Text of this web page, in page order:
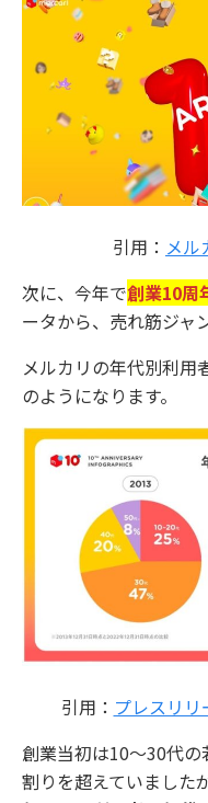
引用： メル
次に、今年で創業10周
ータから、売れ筋ジャ
メルカリの年代別利用
のようになります。
引用： プレスリ
創業当初は10～30代
割りを超えていました